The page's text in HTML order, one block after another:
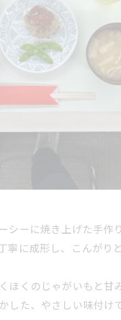
シーに焼き上げた手作
寧に成形し、こんがり
ほくのじゃがいもと甘
した、やさしい味付けで